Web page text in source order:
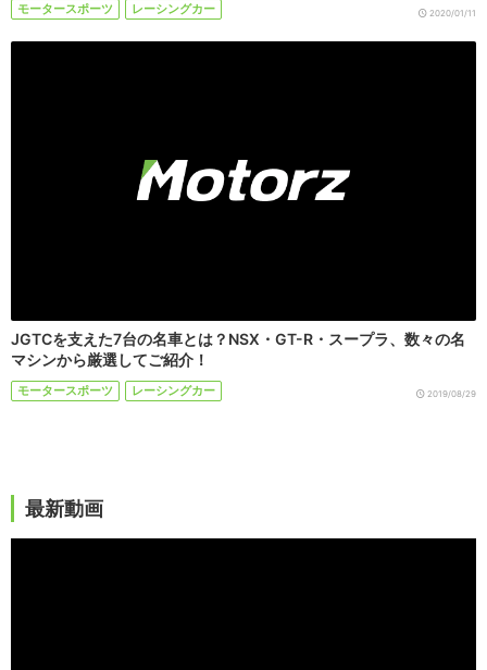
モータースポーツ レーシングカー 2020/01/11
JGTCを支えた7台の名車とは？NSX・GT-R・スープラ、数々の名
マシンから厳選してご紹介！
モータースポーツ レーシングカー 2019/08/29
最新動画